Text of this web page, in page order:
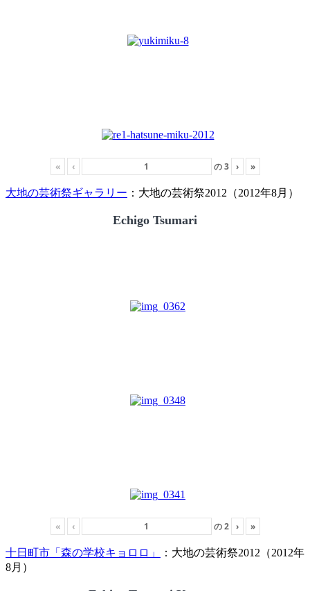
« ‹ の3 › »
大地の芸術祭ギャラリー ：大地の芸術祭2012（2012年8月）
Echigo Tsumari
« ‹ の2 › »
十日町市「森の学校キョロロ」
：大地の芸術祭2012（2012年
8月）